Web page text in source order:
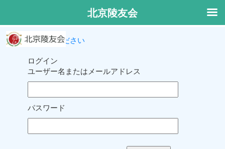
ログインしてください
ログイン
ユーザー名またはメールアドレス
パスワード
北京陵友会